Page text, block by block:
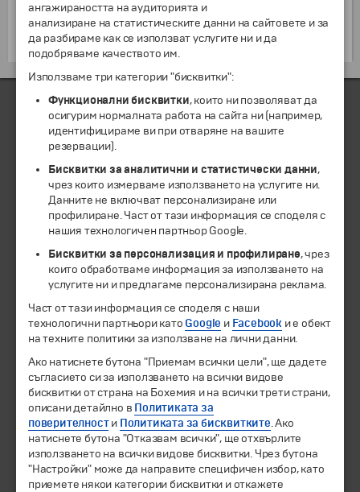
Карнавалът в Ница и Мантон - 26.02 - 03.03.2015 г.
ОРИГИНАЛНА ЦЕНА: 579 лв
ОТСТЪПКА: 70 лв
ЧЛЕН НА
© 1994-2026 Бохемия ООД.Всички права запазени.
Направления
Всички програми от А до Я
Промоции
Горещи оферти
Потвърдени дати
ангажираността на аудиторията и
анализиране на статистическите данни на сайтовете и за
да разбираме как се използват услугите ни и да
подобряваме качеството им.
Използваме три категории "бисквитки":
Функционални бисквитки, които ни позволяват да
осигурим нормалната работа на сайта ни (например,
идентифицираме ви при отваряне на вашите
резервации).
Бисквитки за аналитични и статистически данни,
чрез които измерваме използването на услугите ни.
Данните не включват персонализиране или
профилиране. Част от тази информация се споделя с
нашия технологичен партньор Google.
Бисквитки за персонализация и профилиране, чрез
които обработваме информация за използването на
услугите ни и предлагаме персонализирана реклама.
Част от тази информация се споделя с наши
технологични партньори като Google и Facebook и е обект
на техните политики за използване на лични данни.
Ако натиснете бутона "Приемам всички цели", ще дадете
съгласието си за използването на всички видове
бисквитки от страна на Бохемия и на всички трети страни,
описани детайлно в Политиката за
поверителности Политиката за бисквитките. Ако
натиснете бутона "Отказвам всички", ще отхвърлите
използването на всички видове бисквитки. Чрез бутона
"Настройки" може да направите специфичен избор, като
приемете някои категории бисквитки и откажете